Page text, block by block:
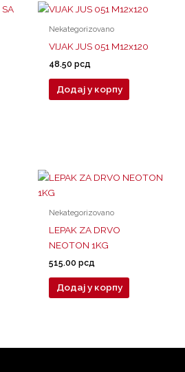
Nekategorizovano
VIJAK JUS 051 M12x120
48.50рсд
Додај у корпу
Nekategorizovano
LEPAK ZA DRVO
NEOTON 1KG
515.00рсд
Додај у корпу